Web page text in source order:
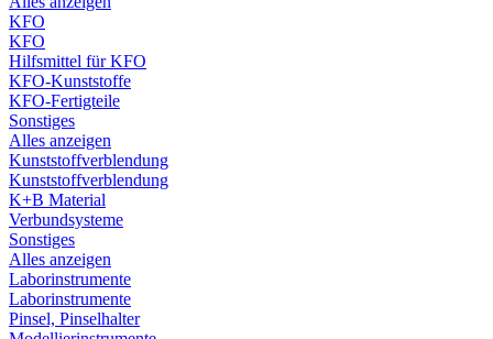
KFO
KFO
Hilfsmittel für KFO
KFO-Kunststoffe
KFO-Fertigteile
Sonstiges
Alles anzeigen
Kunststoffverblendung
Kunststoffverblendung
K+B Material
Verbundsysteme
Sonstiges
Alles anzeigen
Laborinstrumente
Laborinstrumente
Pinsel, Pinselhalter